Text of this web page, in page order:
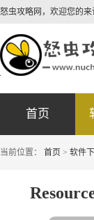
怒虫攻略网，欢迎您的来
首页
当前位置： 首页 > 软件